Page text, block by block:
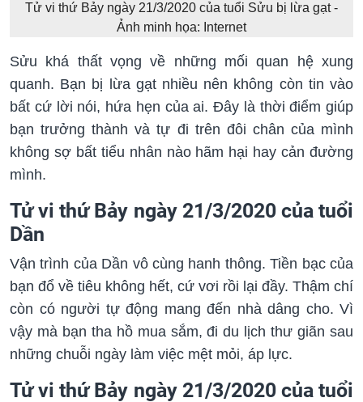
Tử vi thứ Bảy ngày 21/3/2020 của tuổi Sửu bị lừa gạt -
Ảnh minh họa: Internet
Sửu khá thất vọng về những mối quan hệ xung
quanh. Bạn bị lừa gạt nhiều nên không còn tin vào
bất cứ lời nói, hứa hẹn của ai. Đây là thời điểm giúp
bạn trưởng thành và tự đi trên đôi chân của mình
không sợ bất tiểu nhân nào hãm hại hay cản đường
mình.
Tử vi thứ Bảy ngày 21/3/2020 của tuổi
Dần
Vận trình của Dần vô cùng hanh thông. Tiền bạc của
bạn đổ về tiêu không hết, cứ vơi rồi lại đầy. Thậm chí
còn có người tự động mang đến nhà dâng cho. Vì
vậy mà bạn tha hồ mua sắm, đi du lịch thư giãn sau
những chuỗi ngày làm việc mệt mỏi, áp lực.
Tử vi thứ Bảy ngày 21/3/2020 của tuổi